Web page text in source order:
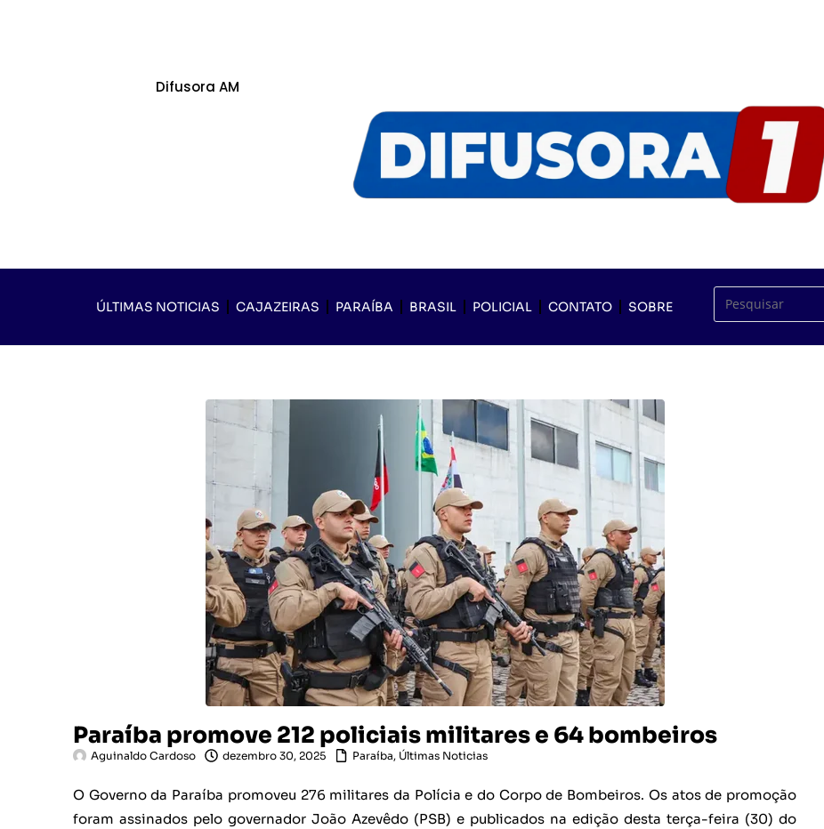
Difusora AM
ÚLTIMAS NOTICIAS CAJAZEIRAS PARAÍBA BRASIL POLICIAL CONTATO SOBRE
Paraíba promove 212 policiais militares e 64 bombeiros
Aguinaldo Cardoso dezembro 30, 2025 Paraíba, Últimas Noticias
O Governo da Paraíba promoveu 276 militares da Polícia e do Corpo de Bombeiros. Os atos de promoção
foram assinados pelo governador João Azevêdo (PSB) e publicados na edição desta terça-feira (30) do